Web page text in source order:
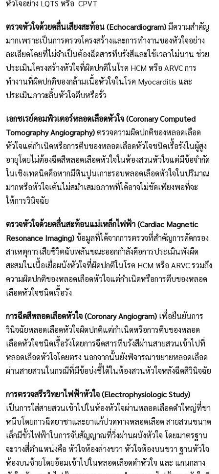
หัวใจอย่าง LQTS หรือ CPVT
ตรวจหัวใจด้วยคลื่นเสียงสะท้อน (Echocardiogram)มีความสำคัญ
มากเพราะเป็นการตรวจโครงสร้างและการทำงานของหัวใจอย่าง
ละเอียดโดยที่ไม่จำเป็นต้องฉีดสารทึบรังสีและใช้เวลาไม่นาน ช่วย
ประเมินโครงสร้างหัวใจที่ผิดปกติในโรค HCM หรือ ARVC การ
ทำงานที่ผิดปกติของกล้ามเนื้อหัวใจในโรค Myocarditis และ
ประเมินภาวะลิ้นหัวใจตีบหรือรั่ว
เอกซเรย์คอมพิวเตอร์หลอดเลือดหัวใจ (Coronary Computed
Tomography Angiography)ตรวจความผิดปกติของหลอดเลือด
หัวใจแต่กำเนิดหรือการตีบของหลอดเลือดหัวใจชนิดเรื้อรังในผู้สูง
อายุโดยไม่ต้องฉีดสีหลอดเลือดหัวใจในห้องสวนหัวใจแต่มีข้อจำกัด
ในเชิงเทคนิคคือหากมีหินปูนเกาะรอบหลอดเลือดหัวใจในปริมาณ
มากหรือหัวใจเต้นไม่สม่ำเสมอภาพที่ได้อาจไม่ชัดเพียงพอที่จะ
ให้การวินิจฉัย
ตรวจหัวใจด้วยคลื่นสะท้อนแม่เหล็กไฟฟ้า (Cardiac Magnetic
Resonance Imaging)ข้อมูลที่ได้จากการตรวจที่สำคัญการคัดกรอง
สาเหตุการเสียชีวิตฉับพลันขณะออกกำลังคือการประเมินพังผืด
สะสมในเนื้อเยื่อผนังหัวใจที่ผิดปกติในโรค HCM หรือ ARVC รวมถึง
ความผิดปกติของหลอดเลือดหัวใจแต่กำเนิดหรือการตีบของหลอด
เลือดหัวใจชนิดเรื้อรัง
การฉีดสีหลอดเลือดหัวใจ (Coronary Angiogram) เพื่อยืนยันการ
วินิจฉัยหลอดเลือดหัวใจผิดปกติแต่กำเนิดหรือการตีบของหลอด
เลือดหัวใจชนิดเรื้อรังโดยการฉีดสารทึบรังสีผ่านสายสวนเข้าไปที่
หลอดเลือดหัวใจโดยตรง นอกจากนั้นยังพิจารณาขยายหลอดเลือด
ผ่านสายสวนในกรณีที่มีข้อบ่งชี้ได้ในห้องสวนหัวใจหลังฉีดสีวินิจฉัย
การตรวจสรีรวิทยาไฟฟ้าหัวใจ (Electrophysiologic Study)
เป็นการใส่สายสวนเข้าไปในห้องหัวใจผ่านหลอดเลือดดำใหญ่ที่ขา
หนีบโดยการฉีดยาชาและยาแก้ปวดทางหลอดเลือด สายสวนขนาด
เล็กมีขั้วไฟฟ้าในการจับสัญญาณที่วิ่งผ่านผนังหัวใจ โดยมาตรฐาน
จะวางสี่ตำแหน่งคือ หัวใจห้องล่างขวา หัวใจห้องบนขวา ฐานหัวใจ
ห้องบนซ้ายโดยอ้อมเข้าไปในหลอดเลือดดำหัวใจ และ แกนกลาง